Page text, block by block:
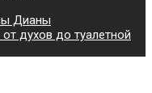
Дианы
духов до туалетной